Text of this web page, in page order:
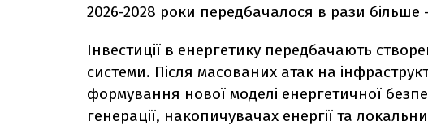
2026-2028 роки передбачалося в рази більше
Інвестиції в енергетику передбачають
системи. Після масованих атак на
формування нової моделі енергетичної
генерації, накопичувачах енергії та